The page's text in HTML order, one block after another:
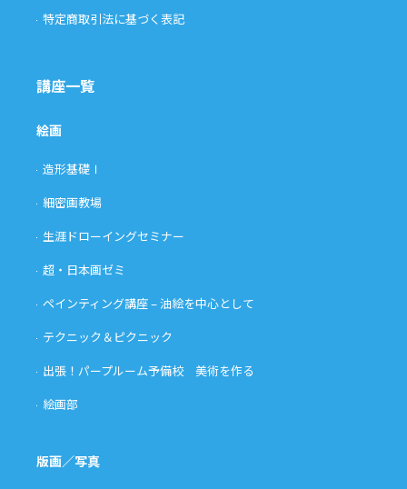
特定商取引法に基づく表記
講座一覧
絵画
造形基礎Ⅰ
細密画教場
生涯ドローイングセミナー
超・日本画ゼミ
ペインティング講座 – 油絵を中心として
テクニック＆ピクニック
出張！パープルーム予備校 美術を作る
絵画部
版画／写真